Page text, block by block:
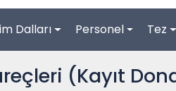
Dalları Personel Tez
(Kayıt